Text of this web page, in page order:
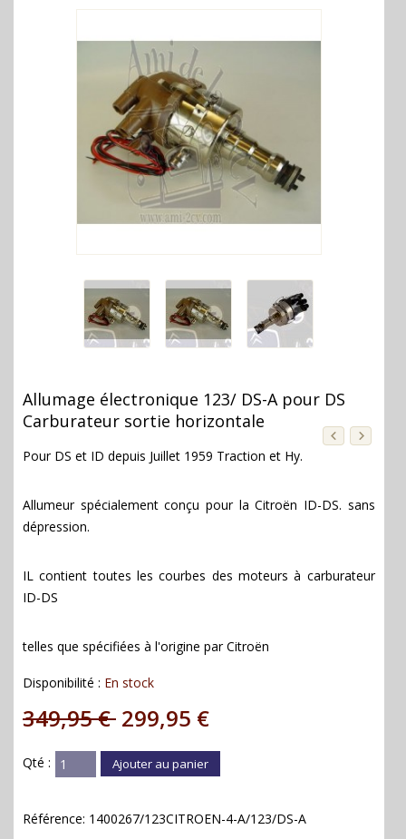
Allumage électronique 123/ DS-A pour DS
Carburateur sortie horizontale
Pour DS et ID depuis Juillet 1959 Traction et Hy.
Allumeur spécialement conçu pour la Citroën ID-DS. sans
dépression.
IL contient toutes les courbes des moteurs à carburateur
ID-DS
telles que spécifiées à l'origine par Citroën
Disponibilité : En stock
349,95 € 299,95 €
Qté : Ajouter au panier
Référence: 1400267/123CITROEN-4-A/123/DS-A